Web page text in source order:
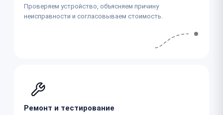
Проверяем устройство, объясняем причину
неисправности и согласовываем стоимость.
Ремонт и тестирование